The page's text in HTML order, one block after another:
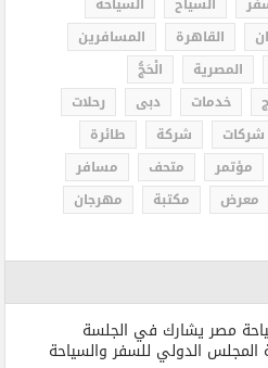
القاهرة
المسافرين
المصرية
الْحَجُّ
خدمات دبى
رحلات
شركات شركة
طائرة
مؤتمر متحف
مسافر
معرض مكتبة
مهرجان
مصر يشارك في الجلسة
المجلس الدولي للسفر والسياحة